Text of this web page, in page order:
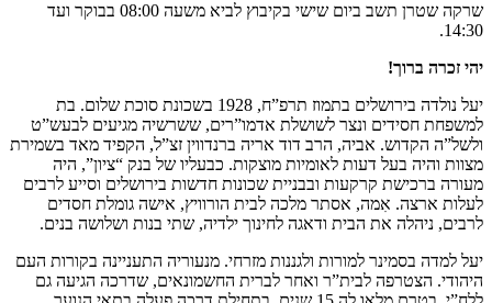
שרקה שטרן תשב ביום שישי בקיבוץ לביא משעה 08:00 בבוקר ועד
14:30.
יהי זכרה ברוך!
יעל נולדה בירושלים בתמוז תרפ”ח, 1928 בשכונת סוכת שלום. בת
למשפחת חסידים ונצר לשושלת אדמו”רים, ששרשיה מגיעים לבעש”ט
ולשל”ה הקדוש. אביה, הרב דוד אריה ברנדווין זצ”ל, הקפיד מאד בשמירת
מצוות והיה בעל דעות לאומיות מוצקות. כבעליו של בנק “ציון”, היה
מעורה ברכישת קרקעות ובבניית שכונות חדשות בירושלים וסייע לרבים
לעלות ארצה. אִמה, אסתר מלכה לבית הורוויץ, אישה גומלת חסדים
לרבים, ניהלה את הבית ודאגה לחינוך ילדיה, שתי בנות ושלושה בנים.
יעל למדה בסמינר למורות ולגננות מזרחי. מנעוריה התעניינה בקורות העם
היהודי. הצטרפה לבית”ר ואחר לברית החשמונאים, שדרכה הגיעה גם